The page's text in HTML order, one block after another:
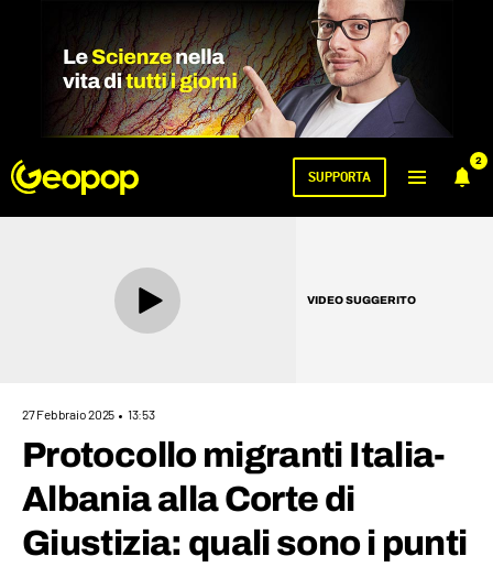
2
SUPPORTA
VIDEO SUGGERITO
27 Febbraio 2025 13:53
Protocollo migranti Italia-
Albania alla Corte di
Giustizia: quali sono i punti